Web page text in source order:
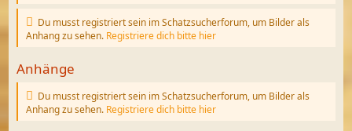
Du musst registriert sein im Schatzsucherforum, um Bilder als
Anhang zu sehen. Registriere dich bitte hier
Anhänge
Du musst registriert sein im Schatzsucherforum, um Bilder als
Anhang zu sehen. Registriere dich bitte hier